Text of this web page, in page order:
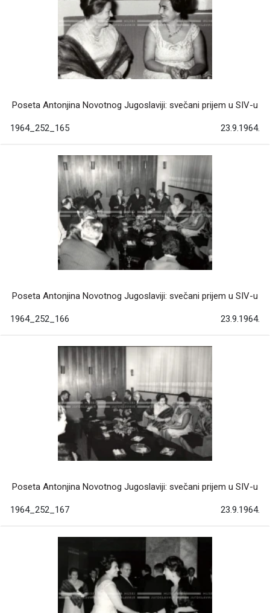
Poseta Antonjina Novotnog Jugoslaviji: svečani prijem u SIV-u
1964_252_165 23.9.1964.
Poseta Antonjina Novotnog Jugoslaviji: svečani prijem u SIV-u
1964_252_166 23.9.1964.
Poseta Antonjina Novotnog Jugoslaviji: svečani prijem u SIV-u
1964_252_167 23.9.1964.